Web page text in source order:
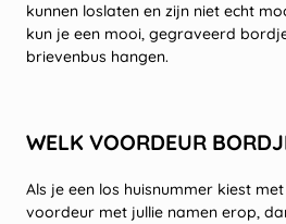
kunnen loslaten en zijn niet echt
kun je een mooi, gegraveerd
brievenbus hangen.
WELK VOORDEUR
Als je een los huisnummer kiest
voordeur met jullie namen erop,